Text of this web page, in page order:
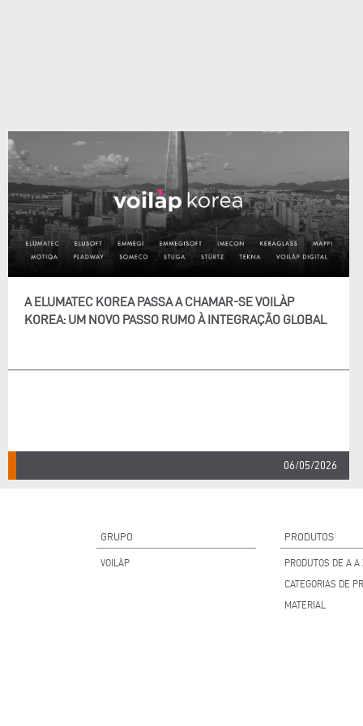
A ELUMATEC KOREA PASSA A CHAMAR-SE VOILÀP
KOREA: UM NOVO PASSO RUMO À INTEGRAÇÃO GLOBAL
06/05/2026
GRUPO
VOILÀP
PRODUTOS
PRODUTOS DE A A
CATEGORIAS DE
MATERIAL